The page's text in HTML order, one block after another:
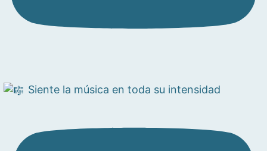
Siente la música en toda su intensidad